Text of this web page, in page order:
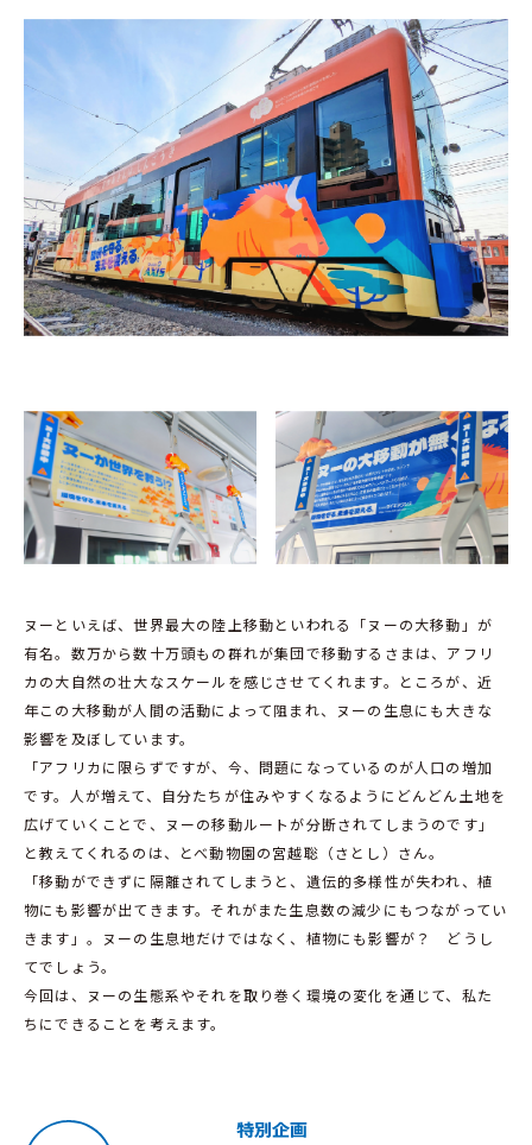
ヌーといえば、世界最大の陸上移動といわれる「ヌーの大移動」が
有名。数万から数十万頭もの群れが集団で移動するさまは、アフリ
カの大自然の壮大なスケールを感じさせてくれます。ところが、近
年この大移動が人間の活動によって阻まれ、ヌーの生息にも大きな
影響を及ぼしています。
「アフリカに限らずですが、今、問題になっているのが人口の増加
です。人が増えて、自分たちが住みやすくなるようにどんどん土地を
広げていくことで、ヌーの移動ルートが分断されてしまうのです」
と教えてくれるのは、とべ動物園の宮越聡（さとし）さん。
「移動ができずに隔離されてしまうと、遺伝的多様性が失われ、植
物にも影響が出てきます。それがまた生息数の減少にもつながってい
きます」。ヌーの生息地だけではなく、植物にも影響が？ どうし
てでしょう。
今回は、ヌーの生態系やそれを取り巻く環境の変化を通じて、私た
ちにできることを考えます。